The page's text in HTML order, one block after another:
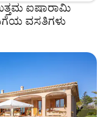
ಐಷಾರಾಮಿ
ವಸತಿಗಳು